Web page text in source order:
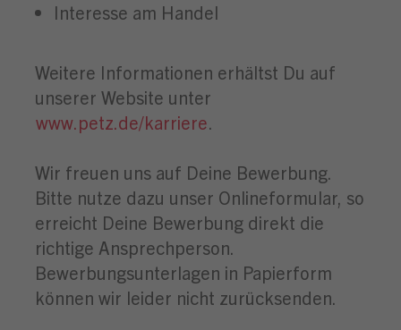
Interesse am Handel
Weitere Informationen erhältst Du auf
unserer Website unter
www.petz.de/karriere.
Wir freuen uns auf Deine Bewerbung.
Bitte nutze dazu unser Onlineformular, so
erreicht Deine Bewerbung direkt die
richtige Ansprechperson.
Bewerbungsunterlagen in Papierform
können wir leider nicht zurücksenden.